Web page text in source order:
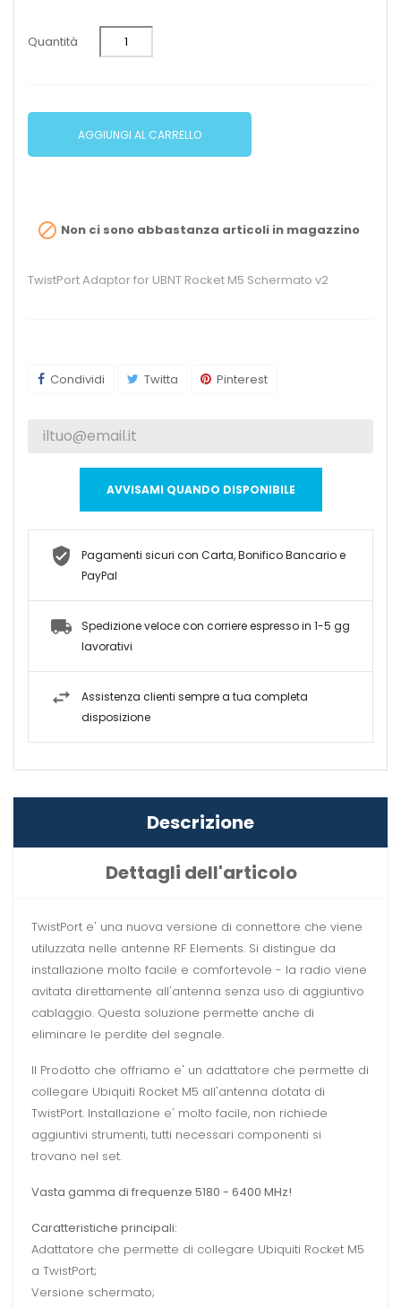
Quantità
AGGIUNGI AL CARRELLO
 Non ci sono abbastanza articoli in magazzino
TwistPort Adaptor for UBNT Rocket M5 Schermato v2
Condividi Twitta Pinterest
AVVISAMI QUANDO DISPONIBILE
Pagamenti sicuri con Carta, Bonifico Bancario e
PayPal
Spedizione veloce con corriere espresso in 1-5 gg
lavorativi
Assistenza clienti sempre a tua completa
disposizione
Descrizione
Dettagli dell'articolo
TwistPort e' una nuova versione di connettore che viene
utiluzzata nelle antenne RF Elements. Si distingue da
installazione molto facile e comfortevole - la radio viene
avitata direttamente all'antenna senza uso di aggiuntivo
cablaggio. Questa soluzione permette anche di
eliminare le perdite del segnale.
Il Prodotto che offriamo e' un adattatore che permette di
collegare Ubiquiti Rocket M5 all'antenna dotata di
TwistPort. Installazione e' molto facile, non richiede
aggiuntivi strumenti, tutti necessari componenti si
trovano nel set.
Vasta gamma di frequenze 5180 - 6400 MHz!
Caratteristiche principali:
Adattatore che permette di collegare Ubiquiti Rocket M5
a TwistPort;
Versione schermato;